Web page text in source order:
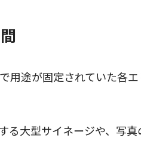
用途が固定されていた各
る大型サイネージや、写真